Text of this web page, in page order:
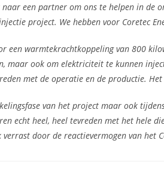
naar een partner om ons te helpen in
project. We hebben voor Coretec
een warmtekrachtkoppeling van 800
maar ook om elektriciteit te kunnen
met de operatie en de productie.
van het project maar ook
echt heel, heel tevreden met het hele
door de reactievermogen van het